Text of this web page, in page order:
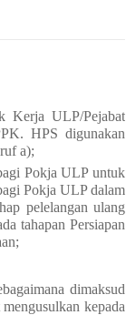
Kerja ULP/Pejabat
HPS digunakan
a);
Pokja ULP untuk
Pokja ULP dalam
pelelangan ulang
tahapan Persiapan
dimaksud
kepada